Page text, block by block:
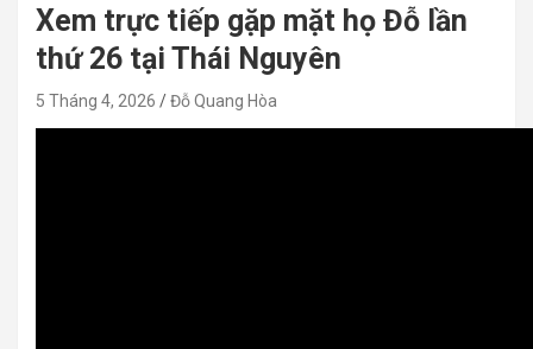
Xem trực tiếp gặp mặt họ Đỗ lần
thứ 26 tại Thái Nguyên
5 Tháng 4, 2026 Đỗ Quang Hòa